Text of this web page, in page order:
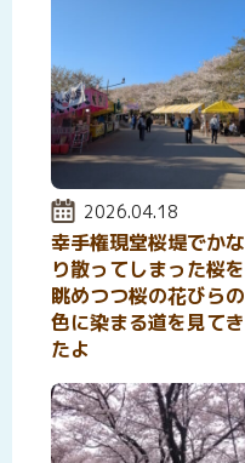
投稿日:
2026.04.18
幸手権現堂桜堤でかな
り散ってしまった桜を
眺めつつ桜の花びらの
色に染まる道を見てき
たよ